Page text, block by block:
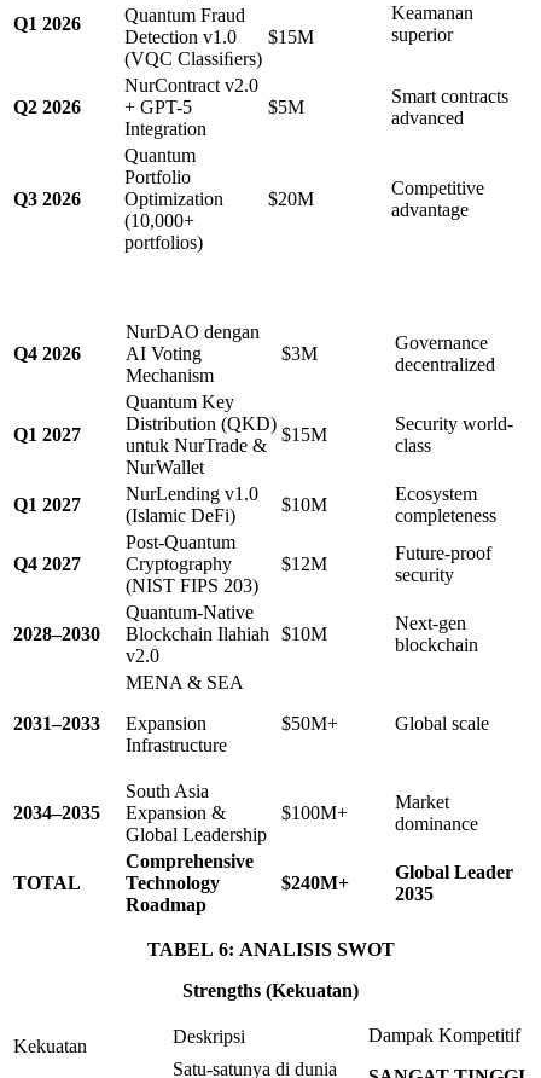
Q1 2026
Keamanan
superior
Quantum Fraud
Detection v1.0
(VQC Classiﬁers)
$15M
Q2 2026
NurContract v2.0
+ GPT-5
Integration
$5M
Smart contracts
advanced
Q3 2026
Quantum
Portfolio
Optimization
(10,000+
portfolios)
$20M
Competitive
advantage
Q4 2026
NurDAO dengan
AI Voting
Mechanism
$3M
Governance
decentralized
Q1 2027
Quantum Key
Distribution (QKD)
untuk NurTrade &
NurWallet
$15M
Security world-
class
Q1 2027
NurLending v1.0
(Islamic DeFi)
$10M
Ecosystem
completeness
Q4 2027
Post-Quantum
Cryptography
(NIST FIPS 203)
$12M
Future-proof
security
2028–2030
Quantum-Native
Blockchain Ilahiah
v2.0
$10M
Next-gen
blockchain
2031–2033
MENA & SEA
Expansion
Infrastructure
$50M+ Global scale
2034–2035
South Asia
Expansion &
Global Leadership
$100M+
Market
dominance
TOTAL
Comprehensive
Technology
Roadmap
$240M+
Global Leader
2035
TABEL 6: ANALISIS SWOT
Strengths (Kekuatan)
Kekuatan
Deskripsi
Dampak Kompetitif
Satu-satunya di dunia